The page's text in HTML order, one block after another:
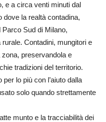
e a circa venti minuti dal
dove la realtà contadina,
Parco Sud di Milano,
Contadini, mungitori e
preservandola e
tradizioni del territorio.
lo più con l’aiuto dalla
solo quando strettamente
munto e la tracciabilità dei